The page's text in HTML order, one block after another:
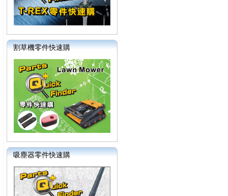
割草機零件快速購
吸塵器零件快速購